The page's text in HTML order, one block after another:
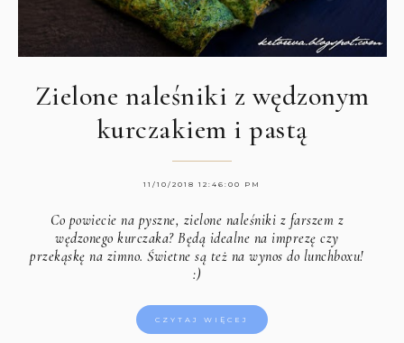
Zielone naleśniki z wędzonym
kurczakiem i pastą
11/10/2018 12:46:00 PM
Co powiecie na pyszne, zielone naleśniki z farszem z
wędzonego kurczaka? Będą idealne na imprezę czy
przekąskę na zimno. Świetne są też na wynos do lunchboxu!
:)
CZYTAJ WIĘCEJ